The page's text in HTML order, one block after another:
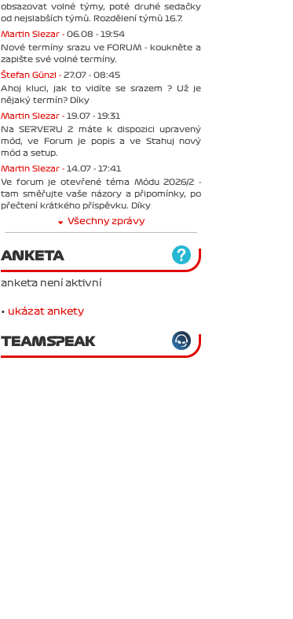
obsazovat volné týmy, poté druhé sedačky
od nejslabších týmů. Rozdělení týmů 16.7.
Martin Slezar - 06.08 - 19:54
Nové termíny srazu ve FORUM - koukněte a
zapište své volné termíny.
Štefan Günzl - 27.07 - 08:45
Ahoj kluci, jak to vidíte se srazem ? Už je
nějaký termín? Díky
Martin Slezar - 19.07 - 19:31
Na SERVERU 2 máte k dispozici upravený
mód, ve Forum je popis a ve Stahuj nový
mód a setup.
Martin Slezar - 14.07 - 17:41
Ve forum je otevřené téma Módu 2026/2 -
tam směřujte vaše názory a připomínky, po
přečtení krátkého příspěvku. Díky
Všechny zprávy
ANKETA
anketa není aktivní
• ukázat ankety
TEAMSPEAK